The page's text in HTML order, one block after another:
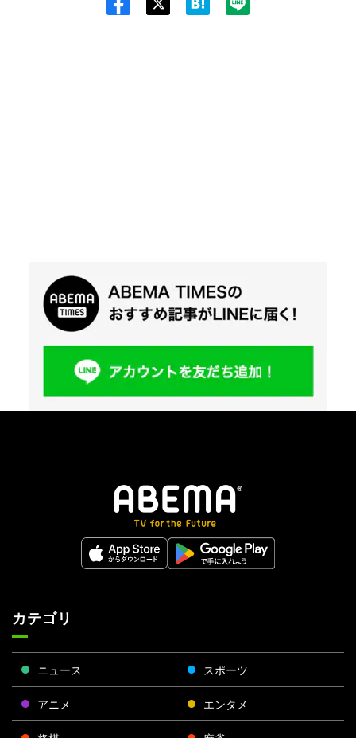
カテゴリ
ニュース スポーツ
アニメ エンタメ